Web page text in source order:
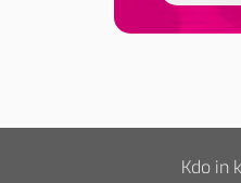
Kdo in